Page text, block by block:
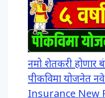
नमो शेतकरी
पीकविमा योजनेत
Insurance New